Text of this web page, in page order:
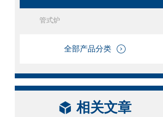
管式炉
全部产品分类
相关文章